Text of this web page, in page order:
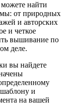
найти
от природных
и авторских
и четкое
вышивание по
деле.
вы найдете
и
на вашей